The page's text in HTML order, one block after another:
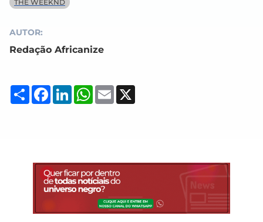
THE WEEKND
AUTOR:
Redação Africanize
Compartilhar
Facebook
LinkedInWhatsApp
Email